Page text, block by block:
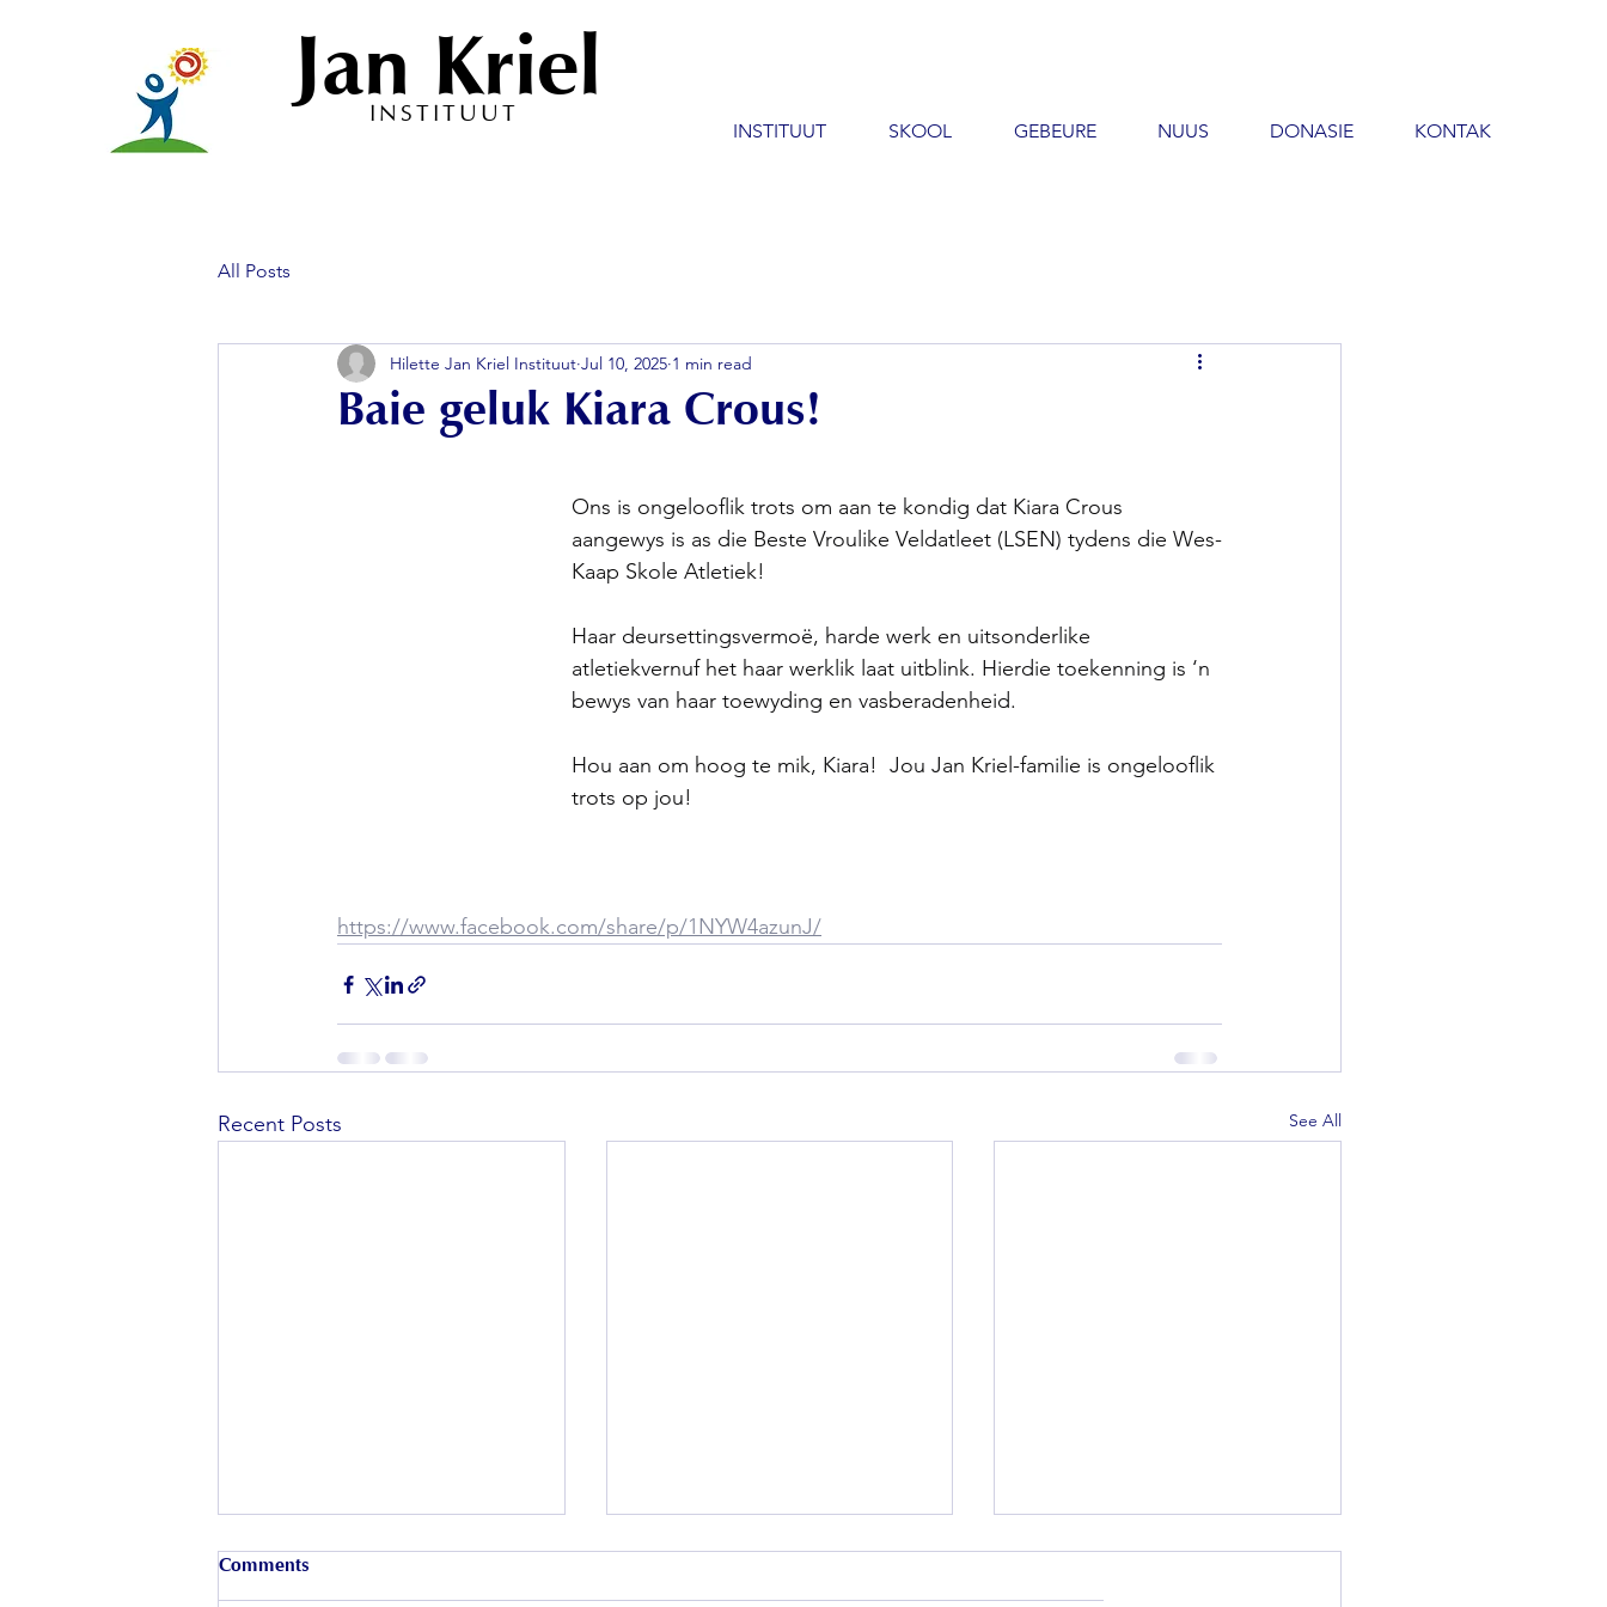
INSTITUUT SKOOL GEBEURE NUUS DONASIE KONTAK
Jan Kriel
INSTITUUT
All Posts
Baie geluk Kiara Crous!
Hilette Jan Kriel Instituut Jul 10, 2025 1 min read
Ons is ongelooflik trots om aan te kondig dat Kiara Crous
aangewys is as die Beste Vroulike Veldatleet (LSEN) tydens die Wes-
Kaap Skole Atletiek!
Haar deursettingsvermoë, harde werk en uitsonderlike
atletiekvernuf het haar werklik laat uitblink. Hierdie toekenning is ‘n
bewys van haar toewyding en vasberadenheid.
Hou aan om hoog te mik, Kiara!  Jou Jan Kriel-familie is ongelooflik
trots op jou!
https://www.facebook.com/share/p/1NYW4azunJ/
Recent Posts See All
Comments